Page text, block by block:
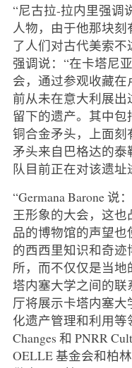
“尼古拉-拉内里强调
人物，由于他那块
了人们对古代美索
强调说：“在卡塔尼
会，通过参观收藏
前从未在意大利展
留下的遗产。其中
铜合金矛头，上面刻
矛头来自巴格达的
队目前正在对该遗址
“Germana Barone
王形象的大会，这
品的博物馆的声望
的西西里知识和奇
所，而不仅仅是当
塔内塞大学之间的
厅将展示卡塔内塞
化遗产管理和利用等
Changes 和 PNRR
OELLE 基金会和柏